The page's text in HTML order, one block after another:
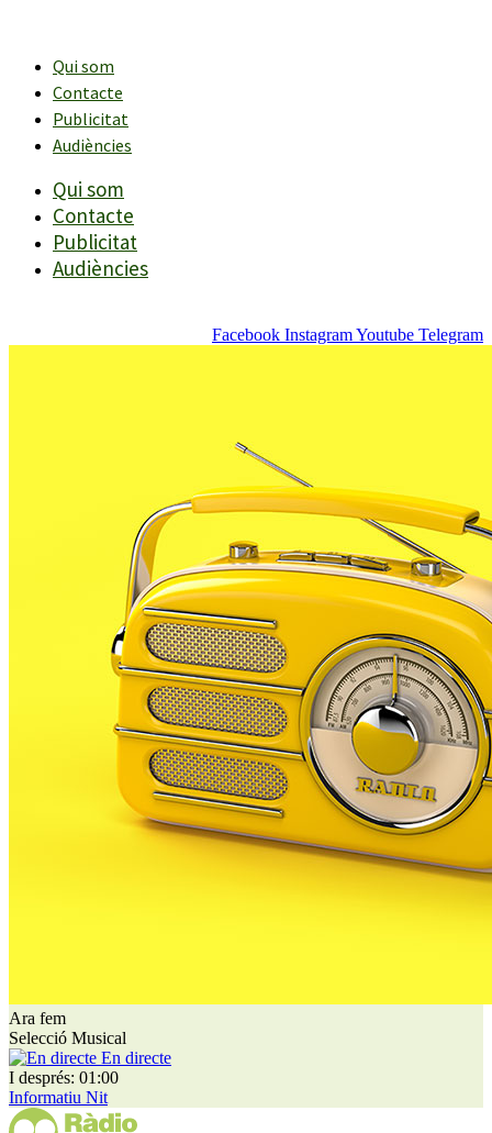
contingutQui som
Contacte
Publicitat
Audiències
Qui som
Contacte
Publicitat
Audiències
Facebook InstagramYoutube Telegram
Ara fem
Selecció Musical
En directe
I després: 01:00
Informatiu Nit